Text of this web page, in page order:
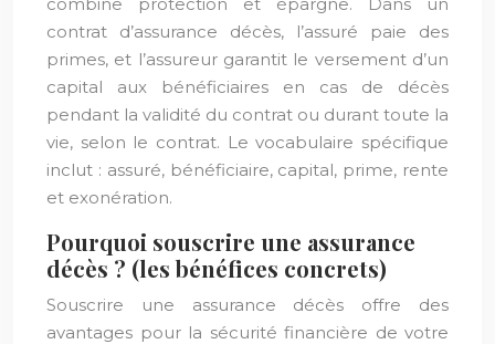
contrat d’assurance décès, l’assuré paie des
primes, et l’assureur garantit le versement d’un
capital aux bénéficiaires en cas de décès
pendant la validité du contrat ou durant toute la
vie, selon le contrat. Le vocabulaire spécifique
inclut : assuré, bénéficiaire, capital, prime, rente
et exonération.
Pourquoi souscrire une assurance
décès ? (les bénéfices concrets)
Souscrire une assurance décès offre des
avantages pour la sécurité financière de votre